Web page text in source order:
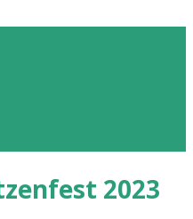
2023